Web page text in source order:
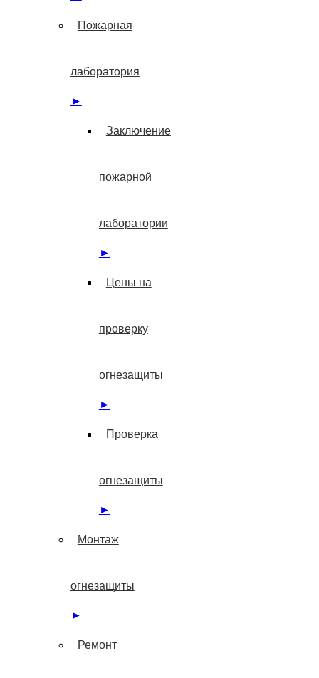
Пожарная
лаборатория
►
Заключение
пожарной
лаборатории
►
Цены на
проверку
огнезащиты
►
Проверка
огнезащиты
►
Монтаж
огнезащиты
►
Ремонт